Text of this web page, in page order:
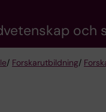
och
/ Forskarutbildning/